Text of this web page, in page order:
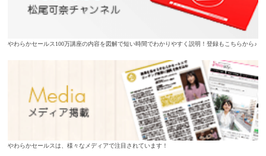
やわらかセールス100万講座の内容を図解で短い時間でわかりやすく説明！登録もこちらから♪
やわらかセールスは、様々なメディアで注目されています！